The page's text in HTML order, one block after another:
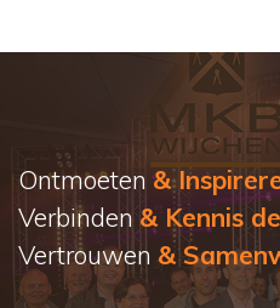
Ontmoeten &
Verbinden & Kennis
Vertrouwen &